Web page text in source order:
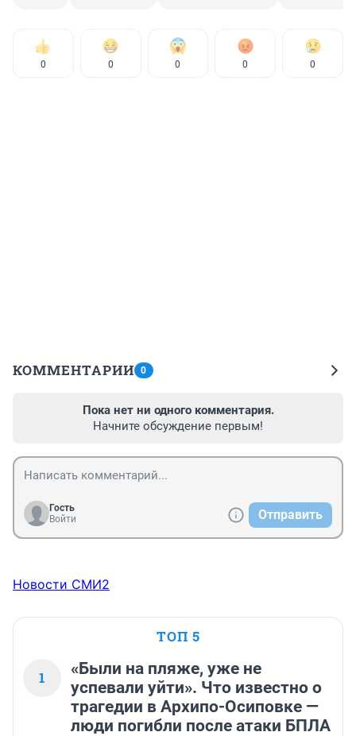
0 0 0 0 0
КОММЕНТАРИИ 0
Пока нет ни одного комментария.
Начните обсуждение первым!
Гость
Войти
Отправить
Новости СМИ2
ТОП 5
1
«Были на пляже, уже не
успевали уйти». Что известно о
трагедии в Архипо-Осиповке —
люди погибли после атаки БПЛА